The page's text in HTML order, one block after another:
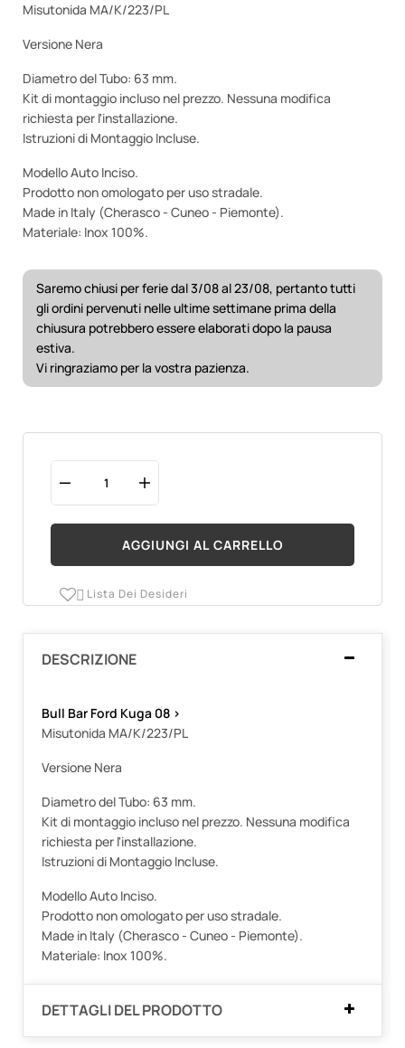
Misutonida MA/K/223/PL
Versione Nera
Diametro del Tubo: 63 mm.
Kit di montaggio incluso nel prezzo. Nessuna modifica
richiesta per l'installazione.
Istruzioni di Montaggio Incluse.
Modello Auto Inciso.
Prodotto non omologato per uso stradale.
Made in Italy (Cherasco - Cuneo - Piemonte).
Materiale: Inox 100%.
Saremo chiusi per ferie dal 3/08 al 23/08, pertanto tutti
gli ordini pervenuti nelle ultime settimane prima della
chiusura potrebbero essere elaborati dopo la pausa
estiva.
Vi ringraziamo per la vostra pazienza.
AGGIUNGI AL CARRELLO
 Lista Dei Desideri
DESCRIZIONE
Bull Bar Ford Kuga 08 >
Misutonida MA/K/223/PL
Versione Nera
Diametro del Tubo: 63 mm.
Kit di montaggio incluso nel prezzo. Nessuna modifica
richiesta per l'installazione.
Istruzioni di Montaggio Incluse.
Modello Auto Inciso.
Prodotto non omologato per uso stradale.
Made in Italy (Cherasco - Cuneo - Piemonte).
Materiale: Inox 100%.
DETTAGLI DEL PRODOTTO